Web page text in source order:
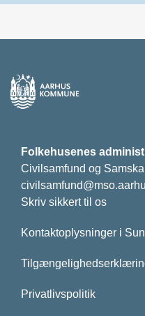
Folkehusenes
Civilsamfund og
Skriv sikkert til os
Kontaktoplysninger i
Privatlivspolitik